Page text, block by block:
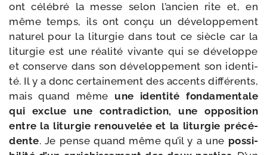
ont célé­bré la messe selon l’ancien rite et, en
même temps, ils ont conçu un déve­lop­pe­ment
natu­rel pour la litur­gie dans tout ce siècle car la
litur­gie est une réa­li­té vivante qui se déve­loppe
et conserve dans son déve­lop­pe­ment son iden­ti­
té. Il y a donc cer­tai­ne­ment des accents dif­fé­rents,
mais quand même une iden­ti­té fon­da­men­tale
qui exclue une contra­dic­tion, une oppo­si­tion
entre la litur­gie renou­ve­lée et la litur­gie pré­cé­
dente. Je pense quand même qu’il y a une pos­si­